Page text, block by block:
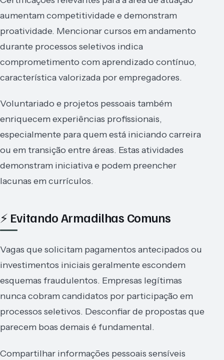
aumentam competitividade e demonstram
proatividade. Mencionar cursos em andamento
durante processos seletivos indica
comprometimento com aprendizado contínuo,
característica valorizada por empregadores.
Voluntariado e projetos pessoais também
enriquecem experiências profissionais,
especialmente para quem está iniciando carreira
ou em transição entre áreas. Estas atividades
demonstram iniciativa e podem preencher
lacunas em currículos.
⚡ Evitando Armadilhas Comuns
Vagas que solicitam pagamentos antecipados ou
investimentos iniciais geralmente escondem
esquemas fraudulentos. Empresas legítimas
nunca cobram candidatos por participação em
processos seletivos. Desconfiar de propostas que
parecem boas demais é fundamental.
Compartilhar informações pessoais sensíveis